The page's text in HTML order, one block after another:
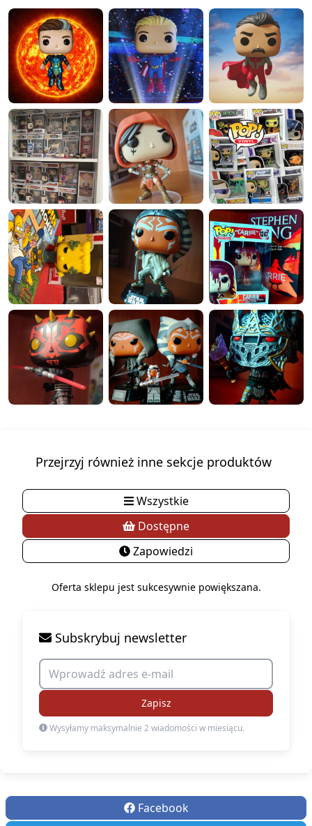
Przejrzyj również inne sekcje produktów
Wszystkie
Dostępne
Zapowiedzi
Oferta sklepu jest sukcesywnie powiększana.
Subskrybuj newsletter
Zapisz
Wysyłamy maksymalnie 2 wiadomości w miesiącu.
Facebook